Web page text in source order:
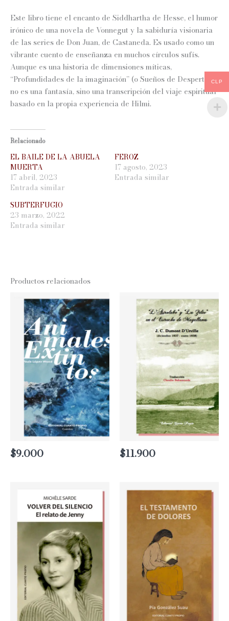
Este libro tiene el encanto de Siddhartha de Hesse, el humor
irónico de una novela de Vonnegut y la sabiduría visionaria
de las series de Don Juan, de Castaneda. Es usado como un
vibrante cuento de enseñanza en muchos círculos sufís.
Aunque es una historia de dimensiones míticas,
“Profundidades de la imaginación” (o Sueños de Despertar)
no es una fantasía, sino una transcripción del viaje espiritual
basado en la propia experiencia de Hilmi.
Relacionado
EL BAILE DE LA ABUELA
MUERTA
17 abril, 2023
Entrada similar
FEROZ
17 agosto, 2023
Entrada similar
SUBTERFUGIO
23 marzo, 2022
Entrada similar
Productos relacionados
$9.000 $11.900
CLP